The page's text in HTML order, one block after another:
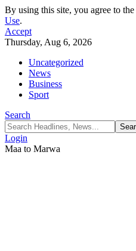
By using this site, you agree to the
Use.
Accept
Thursday, Aug 6, 2026
Uncategorized
News
Business
Sport
Search
Login
Maa to Marwa